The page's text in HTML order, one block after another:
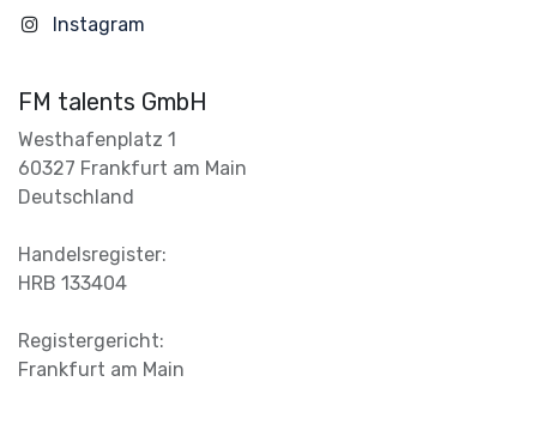
Instagram
FM talents GmbH
Westhafenplatz 1
60327 Frankfurt am Main
Deutschland
Handelsregister:
HRB 133404
Registergericht:
Frankfurt am Main